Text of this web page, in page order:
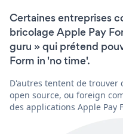
Certaines entreprises
bricolage Apple Pay
guru » qui prétend
Form in 'no time'.
D'autres tentent de trouver
open source, ou foreign
des applications Apple Pay